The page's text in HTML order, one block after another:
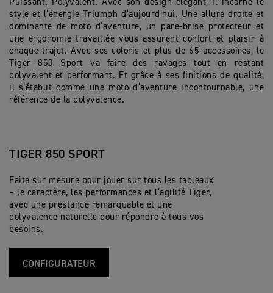
Puissant. Polyvalent. Avec son design élégant, il incarne le
style et l’énergie Triumph d’aujourd’hui. Une allure droite et
dominante de moto d’aventure, un pare-brise protecteur et
une ergonomie travaillée vous assurent confort et plaisir à
chaque trajet. Avec ses coloris et plus de 65 accessoires, le
Tiger 850 Sport va faire des ravages tout en restant
polyvalent et performant. Et grâce à ses finitions de qualité,
il s’établit comme une moto d’aventure incontournable, une
référence de la polyvalence.
TIGER 850 SPORT
Faite sur mesure pour jouer sur tous les tableaux
– le caractère, les performances et l’agilité Tiger,
avec une prestance remarquable et une
polyvalence naturelle pour répondre à tous vos
besoins.
CONFIGURATEUR